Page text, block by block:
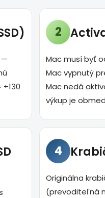
—
+130
2
Mac musí byť
Mac vypnutý
Mac nedá
výkup je
4
Originálna
(prevoditeľná